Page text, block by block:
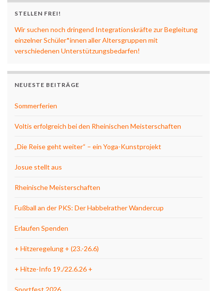
STELLEN FREI!
Wir suchen noch dringend Integrationskräfte zur Begleitung
einzelner Schüler*innen aller Altersgruppen mit
verschiedenen Unterstützungsbedarfen!
NEUESTE BEITRÄGE
Sommerferien
Voltis erfolgreich bei den Rheinischen Meisterschaften
„Die Reise geht weiter“ – ein Yoga-Kunstprojekt
Josue stellt aus
Rheinische Meisterschaften
Fußball an der PKS: Der Habbelrather Wandercup
Erlaufen Spenden
+ Hitzeregelung + (23.-26.6)
+ Hitze-Info 19./22.6.26 +